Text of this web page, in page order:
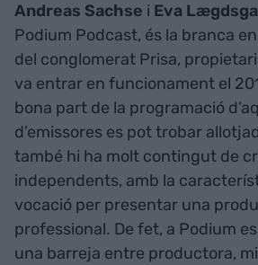
Andreas Sachse i Eva
Podium Podcast, és la branca
del conglomerat Prisa,
va entrar en funcionament el
bona part de la programació
d’emissores es pot trobar
també hi ha molt contingut de
independents, amb la
vocació per presentar una
professional. De fet, a Podium
una barreja entre productora,